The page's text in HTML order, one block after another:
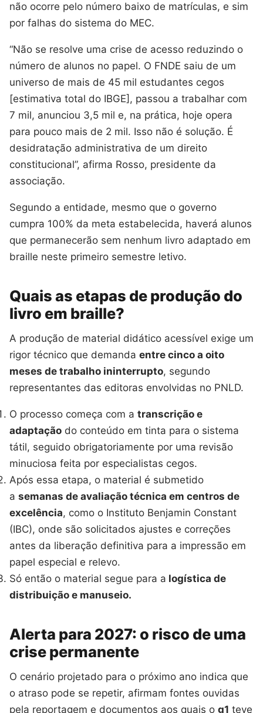
não ocorre pelo número baixo de matrículas, e sim
por falhas do sistema do MEC.
“Não se resolve uma crise de acesso reduzindo o
número de alunos no papel. O FNDE saiu de um
universo de mais de 45 mil estudantes cegos
[estimativa total do IBGE], passou a trabalhar com
7 mil, anunciou 3,5 mil e, na prática, hoje opera
para pouco mais de 2 mil. Isso não é solução. É
desidratação administrativa de um direito
constitucional”, afirma Rosso, presidente da
associação.
Segundo a entidade, mesmo que o governo
cumpra 100% da meta estabelecida, haverá alunos
que permanecerão sem nenhum livro adaptado em
braille neste primeiro semestre letivo.
Quais as etapas de produção do
livro em braille?
A produção de material didático acessível exige um
rigor técnico que demanda entre cinco a oito
meses de trabalho ininterrupto, segundo
representantes das editoras envolvidas no PNLD.
O processo começa com a transcrição e
adaptação do conteúdo em tinta para o sistema
tátil, seguido obrigatoriamente por uma revisão
minuciosa feita por especialistas cegos.
Após essa etapa, o material é submetido
a semanas de avaliação técnica em centros de
excelência, como o Instituto Benjamin Constant
(IBC), onde são solicitados ajustes e correções
antes da liberação definitiva para a impressão em
papel especial e relevo.
Só então o material segue para a logística de
distribuição e manuseio.
Alerta para 2027: o risco de uma
crise permanente
O cenário projetado para o próximo ano indica que
o atraso pode se repetir, afirmam fontes ouvidas
pela reportagem e documentos aos quais o g1 teve